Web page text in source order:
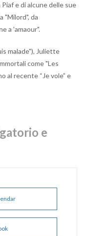
e di alcune delle sue
"Milord", da
a 'amaour".
malade"), Juliette
come "Les
al recente “Je vole” e
e